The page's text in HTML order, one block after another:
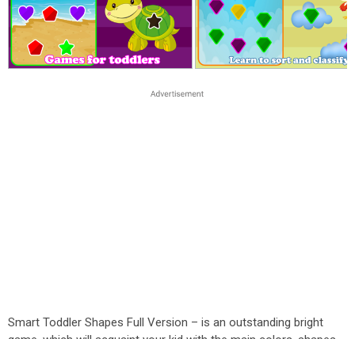
Smart Toddler Shapes Full Version – is an outstanding bright